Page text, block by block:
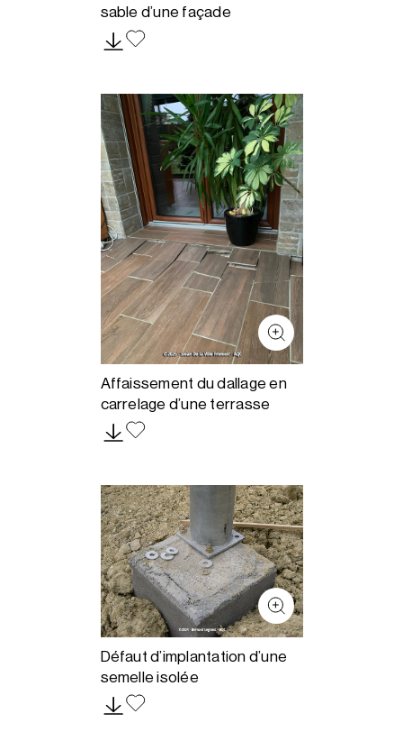
sable d’une façade
Affaissement du dallage en
carrelage d’une terrasse
Défaut d’implantation d’une
semelle isolée